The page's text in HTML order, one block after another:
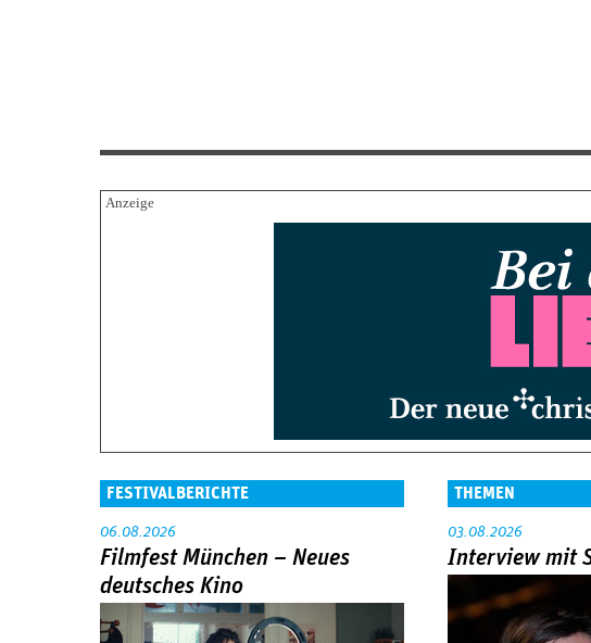
FESTIVALBERICHTE
06.08.2026
Filmfest München – Neues
deutsches Kino
THEMEN
03.08.2026
Interview mit